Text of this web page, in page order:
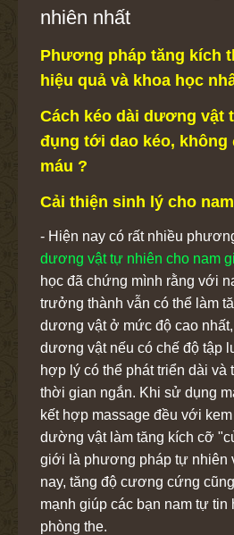
nhiên nhất
Phương pháp tăng kích
hiệu quả và khoa học
Cách kéo dài dương vật
đụng tới dao kéo, không
máu ?
Cải thiện sinh lý cho
- Hiện nay có rất nhiều
dương vật tự nhiên cho nam
học đã chứng mình rằng với
trưởng thành vẫn có thể làm
dương vật ở mức độ cao
dương vật nếu có chế độ tập
hợp lý có thể phát triển dài và
thời gian ngắn. Khi sử dụng
kết hợp massage đều với
dường vật làm tăng kích cỡ
giới là phương pháp tự nhiên
nay, tăng độ cương cứng
mạnh giúp các bạn nam tự tin
phòng the.